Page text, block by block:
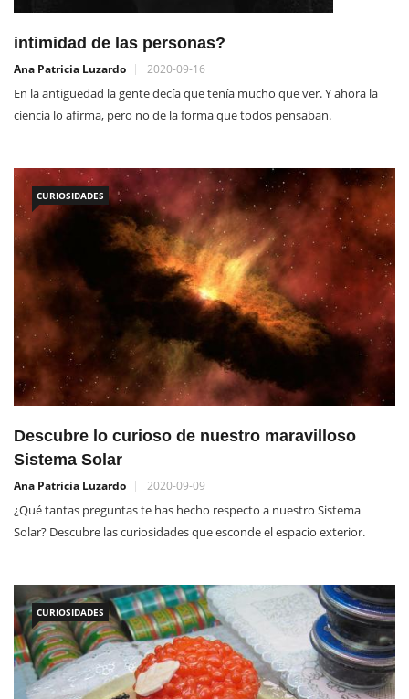
intimidad de las personas?
Ana Patricia Luzardo 2020-09-16
En la antigüedad la gente decía que tenía mucho que ver. Y ahora la
ciencia lo afirma, pero no de la forma que todos pensaban.
CURIOSIDADES
Descubre lo curioso de nuestro maravilloso
Sistema Solar
Ana Patricia Luzardo 2020-09-09
¿Qué tantas preguntas te has hecho respecto a nuestro Sistema
Solar? Descubre las curiosidades que esconde el espacio exterior.
CURIOSIDADES